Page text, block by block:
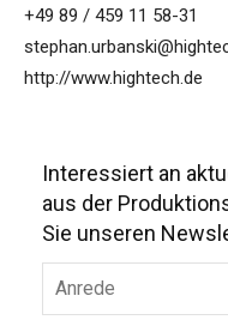
+49 89 / 459 11 58-31
http://www.hightech.de
Interessiert an
aus der
Sie unseren